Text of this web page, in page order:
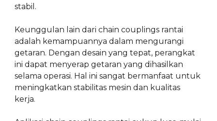
stabil.
Keunggulan lain dari chain couplings rantai
adalah kemampuannya dalam mengurangi
getaran. Dengan desain yang tepat, perangkat
ini dapat menyerap getaran yang dihasilkan
selama operasi. Hal ini sangat bermanfaat untuk
meningkatkan stabilitas mesin dan kualitas
kerja.